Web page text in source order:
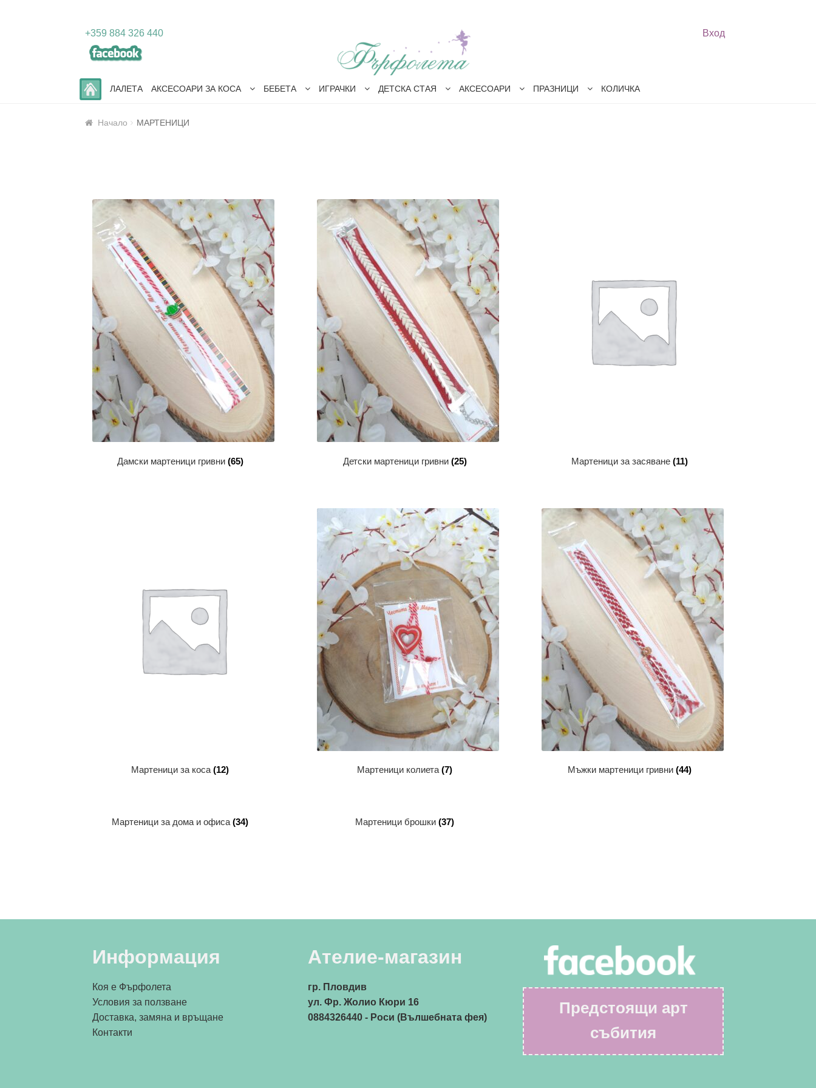
+359 884 326 440 Вход
Skip
to
navigation
Skip
to
content
ЛАЛЕТА АКСЕСОАРИ ЗА КОСА БЕБЕТА ИГРАЧКИ ДЕТСКА СТАЯ АКСЕСОАРИ ПРАЗНИЦИ КОЛИЧКА
Начало МАРТЕНИЦИ
Дамски мартеници гривни (65) Детски мартеници гривни (25) Мартеници за засяване(11)
Мартеници за коса(12) Мартеници колиета(7) Мъжки мартеници гривни(44)
Мартеници за дома и офиса(34) Мартеници брошки(37)
Информация
Коя е Фърфолета
Условия за ползване
Доставка, замяна и връщане
Контакти
Ателие-магазин
гр. Пловдив
ул. Фр. Жолио Кюри 16
0884326440- Роси (Вълшебната фея)
Предстоящи арт
събития